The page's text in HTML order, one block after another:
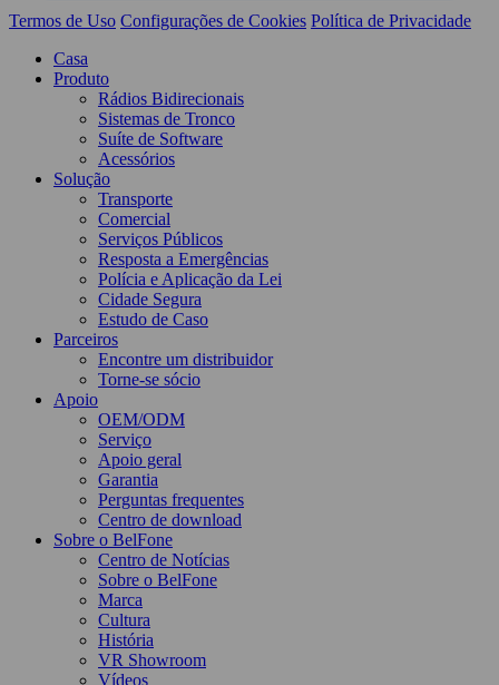
Termos de Uso Configurações de Cookies Política de Privacidade
Casa
Produto
Rádios Bidirecionais
Sistemas de Tronco
Suíte de Software
Acessórios
Solução
Transporte
Comercial
Serviços Públicos
Resposta a Emergências
Polícia e Aplicação da Lei
Cidade Segura
Estudo de Caso
Parceiros
Encontre um distribuidor
Torne-se sócio
Apoio
OEM/ODM
Serviço
Apoio geral
Garantia
Perguntas frequentes
Centro de download
Sobre o BelFone
Centro de Notícias
Sobre o BelFone
Marca
Cultura
História
VR Showroom
Vídeos